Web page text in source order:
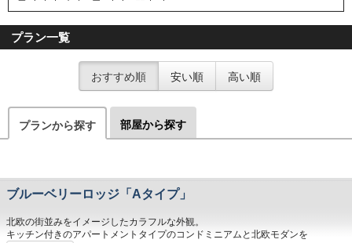
プラン一覧
おすすめ順 安い順 高い順
プランから探す 部屋から探す
ブルーベリーロッジ「Aタイプ」
北欧の街並みをイメージしたカラフルな外観。
キッチン付きのアパートメントタイプのコンドミニアムと北欧モダンを